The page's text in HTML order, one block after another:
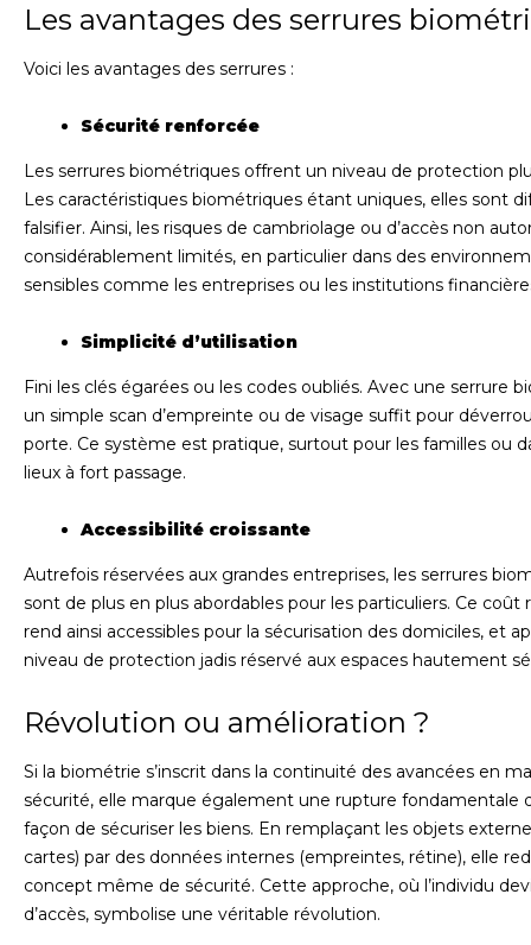
Les avantages des serrures
Voici les avantages des serrures :
Sécurité renforcée
Les serrures biométriques offrent un niveau de protection
Les caractéristiques biométriques étant uniques, elles sont
falsifier. Ainsi, les risques de cambriolage ou d’accès non
considérablement limités, en particulier dans des
sensibles comme les entreprises ou les institutions
Simplicité d’utilisation
Fini les clés égarées ou les codes oubliés. Avec une serrure
un simple scan d’empreinte ou de visage suffit pour
porte. Ce système est pratique, surtout pour les familles ou
lieux à fort passage.
Accessibilité croissante
Autrefois réservées aux grandes entreprises, les serrures
sont de plus en plus abordables pour les particuliers. Ce coût
rend ainsi accessibles pour la sécurisation des domiciles, et
niveau de protection jadis réservé aux espaces hautement
Révolution ou amélioration ?
Si la biométrie s’inscrit dans la continuité des avancées en
sécurité, elle marque également une rupture fondamentale
façon de sécuriser les biens. En remplaçant les objets
cartes) par des données internes (empreintes, rétine), elle
concept même de sécurité. Cette approche, où l’individu
d’accès, symbolise une véritable révolution.